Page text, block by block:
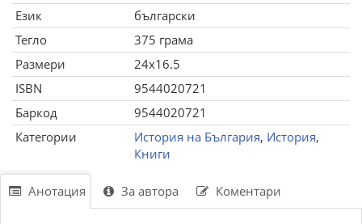
Език
български
Тегло
375 грама
Размери
24x16.5
ISBN
9544020721
Баркод
9544020721
Категории
История на България, История,
Книги
Анотация За автора Коментари